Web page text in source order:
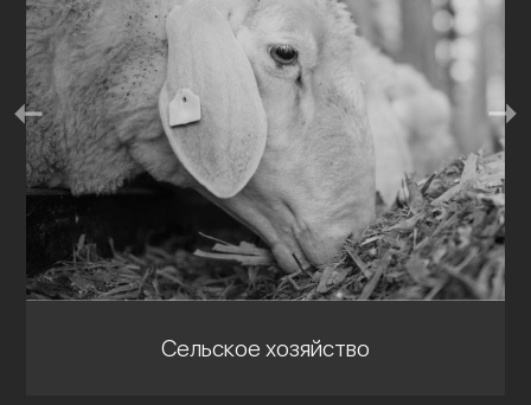
Сельское хозяйство